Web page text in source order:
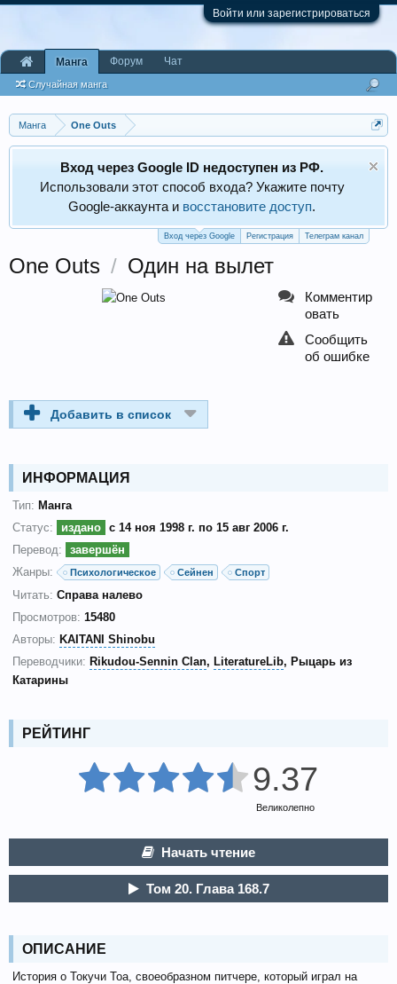
Войти или зарегистрироваться
Манга One Outs
Вход через Google ID недоступен из РФ.
Использовали этот способ входа? Укажите почту
Google‑аккаунта и восстановите доступ.
Вход через Google Регистрация Телеграм канал
One Outs / Один на вылет
Добавить в список
ИНФОРМАЦИЯ
Тип: Манга
Статус:
издано с 14 ноя 1998 г. по 15 авг 2006 г.
Перевод:
завершён
Жанры:
Психологическое Сейнен Спорт
Читать: Справа налево
Просмотров: 15480
Авторы: KAITANI Shinobu
Переводчики: Rikudou-Sennin Clan LiteratureLib
Рыцарь из
Катарины
РЕЙТИНГ
9.37
Великолепно
Начать чтение
Том 20. Глава 168.7
ОПИСАНИЕ
История о Токучи Тоа, своеобразном питчере, который играл на
Манга
Случайная манга
Форум Чат